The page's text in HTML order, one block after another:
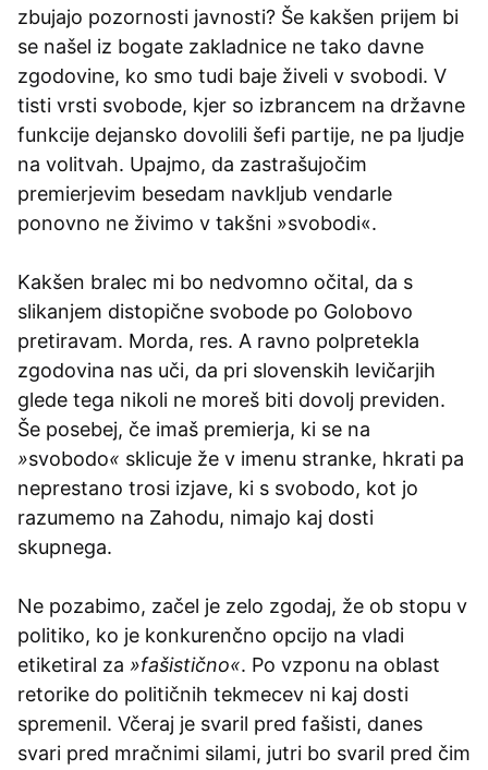
zbujajo pozornosti javnosti? Še kakšen prijem bi
se našel iz bogate zakladnice ne tako davne
zgodovine, ko smo tudi baje živeli v svobodi. V
tisti vrsti svobode, kjer so izbrancem na državne
funkcije dejansko dovolili šefi partije, ne pa ljudje
na volitvah. Upajmo, da zastrašujočim
premierjevim besedam navkljub vendarle
ponovno ne živimo v takšni »svobodi«.
Kakšen bralec mi bo nedvomno očital, da s
slikanjem distopične svobode po Golobovo
pretiravam. Morda, res. A ravno polpretekla
zgodovina nas uči, da pri slovenskih levičarjih
glede tega nikoli ne moreš biti dovolj previden.
Še posebej, če imaš premierja, ki se na
»svobodo« sklicuje že v imenu stranke, hkrati pa
neprestano trosi izjave, ki s svobodo, kot jo
razumemo na Zahodu, nimajo kaj dosti
skupnega.
Ne pozabimo, začel je zelo zgodaj, že ob stopu v
politiko, ko je konkurenčno opcijo na vladi
etiketiral za »fašistično«. Po vzponu na oblast
retorike do političnih tekmecev ni kaj dosti
spremenil. Včeraj je svaril pred fašisti, danes
svari pred mračnimi silami, jutri bo svaril pred čim